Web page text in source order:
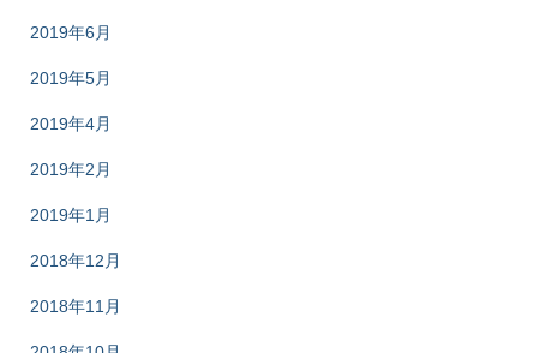
2019年6月
2019年5月
2019年4月
2019年2月
2019年1月
2018年12月
2018年11月